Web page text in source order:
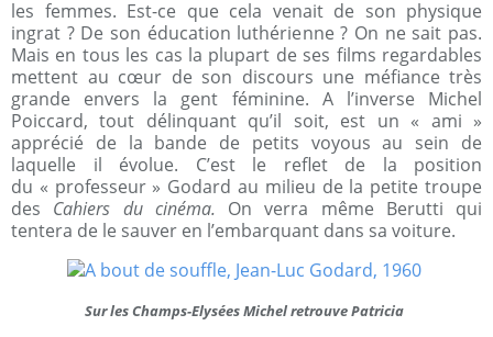
les femmes. Est-ce que cela venait de son physique
ingrat ? De son éducation luthérienne ? On ne sait pas.
Mais en tous les cas la plupart de ses films regardables
mettent au cœur de son discours une méfiance très
grande envers la gent féminine. A l’inverse Michel
Poiccard, tout délinquant qu’il soit, est un « ami »
apprécié de la bande de petits voyous au sein de
laquelle il évolue. C’est le reflet de la position
du « professeur » Godard au milieu de la petite troupe
des Cahiers du cinéma. On verra même Berutti qui
tentera de le sauver en l’embarquant dans sa voiture.
Sur les Champs-Elysées Michel retrouve Patricia